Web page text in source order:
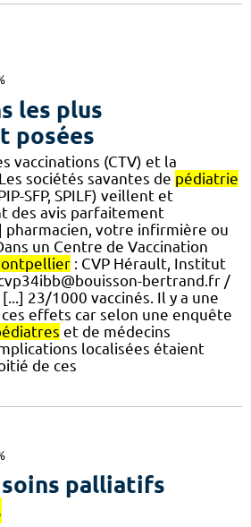
les plus
posées
vaccinations (CTV) et la
sociétés savantes de pédiatrie
SFP, SPILF) veillent et
des avis parfaitement
pharmacien, votre infirmière ou
un Centre de Vaccination
: CVP Hérault, Institut
bertrand.fr /
23/1000 vaccinés. Il y a une
effets car selon une enquête
et de médecins
localisées étaient
de ces
palliatifs